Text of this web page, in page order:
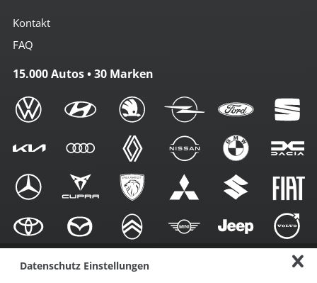
Kontakt
FAQ
15.000 Autos • 30 Marken
Datenschutz Einstellungen